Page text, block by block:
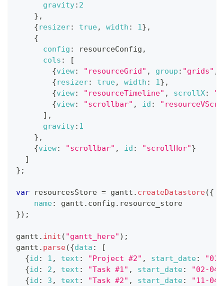
gravity: 2
} ,
{resizer: true, width : 1} ,
{
config : resourceConfig ,
cols :
[
{view: "resourceGrid" , group : "grids" ,
{resizer: true, width : 1} ,
{view: "resourceTimeline" , scrollX:
{view: "scrollbar" , id :
] ,
gravity: 1
} ,
{view: "scrollbar" , id : "scrollHor"}
]
} ;
var resourcesStore = gantt . createDatastore({
name: gantt . config . resource_store
}) ;
gantt . init ( "gantt_here" ) ;
gantt . parse({data :
[
{id : 1 , text : "Project #2" , start_date:
{id : 2 , text : "Task #1" , start_date:
"02-04-
{id : 3 , text : "Task #2" , start_date:
"11-04-